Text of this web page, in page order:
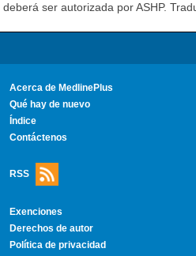
deberá ser autorizada por ASHP.
Acerca de MedlinePlus
Qué hay de nuevo
Índice
Contáctenos
RSS
Exenciones
Derechos de autor
Política de privacidad